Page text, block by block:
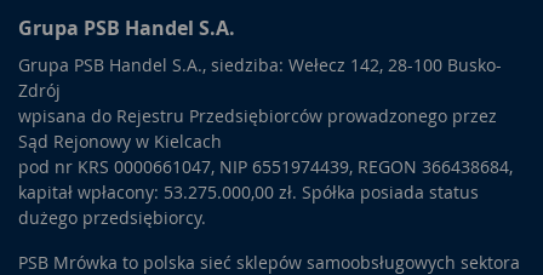
Grupa PSB Handel S.A.
Grupa PSB Handel S.A., siedziba: Wełecz 142, 28-100 Busko-
Zdrój
wpisana do Rejestru Przedsiębiorców prowadzonego przez
Sąd Rejonowy w Kielcach
pod nr KRS 0000661047, NIP 6551974439, REGON 366438684,
kapitał wpłacony: 53.275.000,00 zł. Spółka posiada status
dużego przedsiębiorcy.
PSB Mrówka to polska sieć sklepów samoobsługowych sektora